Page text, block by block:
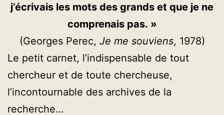
j’écrivais les mots des grands et que je ne
comprenais pas. »
(Georges Perec, Je me souviens, 1978)
Le petit carnet, l’indispensable de tout
chercheur et de toute chercheuse,
l’incontournable des archives de la
recherche…